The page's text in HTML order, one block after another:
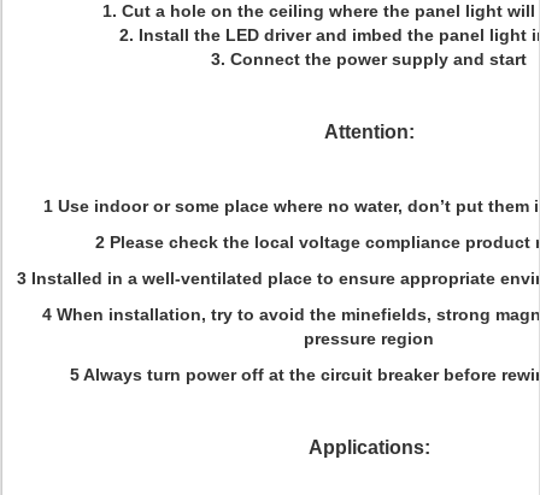
1. Cut a hole on the ceiling where the panel light
2. Install the LED driver and imbed the panel light
3. Connect the power supply and start
Attention:
1 Use indoor or some place where no water, don’t put them
2 Please check the local voltage compliance product
3 Installed in a well-ventilated place to ensure appropriate
4 When installation, try to avoid the minefields, strong
pressure region
5 Always turn power off at the circuit breaker before
Applications: